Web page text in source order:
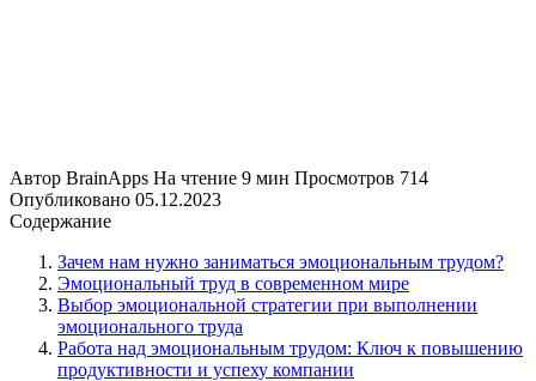
Автор BrainApps На чтение 9 мин Просмотров 714
Опубликовано 05.12.2023
Содержание
Зачем нам нужно заниматься эмоциональным трудом?
Эмоциональный труд в современном мире
Выбор эмоциональной стратегии при выполнении
эмоционального труда
Работа над эмоциональным трудом: Ключ к повышению
продуктивности и успеху компании